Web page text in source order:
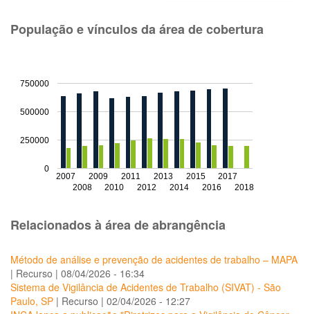
População e vínculos da área de cobertura
2007
2008
2009
2010
2011
2012
2013
2014
2015
2016
2017
2018
0
250000
500000
750000
Relacionados à área de abrangência
Método de análise e prevenção de acidentes de trabalho – MAPA
| Recurso | 08/04/2026 - 16:34
Sistema de Vigilância de Acidentes de Trabalho (SIVAT) - São
Paulo, SP | Recurso | 02/04/2026 - 12:27